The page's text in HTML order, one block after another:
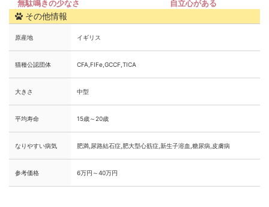
その他情報
原産地 イギリス
猫種公認団体 CFA,FIFe,GCCF,TICA
大きさ 中型
平均寿命 15歳～20歳
なりやすい病気 肥満,尿路結石症,肥大型心筋症,新生子溶血,糖尿病,皮膚病
参考価格 6万円～40万円